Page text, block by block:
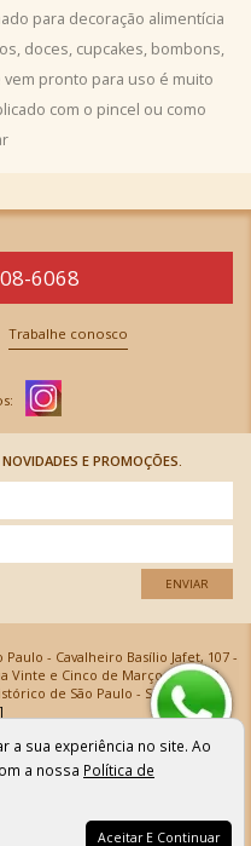
para decoração alimentícia
doces, cupcakes, bombons,
pronto para uso é muito
com o pincel ou como
6068
Trabalhe conosco
E PROMOÇÕES.
ENVIAR
- Cavalheiro Basílio Jafet, 107 -
Vinte e Cinco de Março, 576 - SP,
de São Paulo - SP
61.069.639/0001-18
loja virtual não valem para nossa loja física e
cartão de crédito sujeitas a análise e
a sua experiência no site. Ao
a nossa Política de
Aceitar E Continuar